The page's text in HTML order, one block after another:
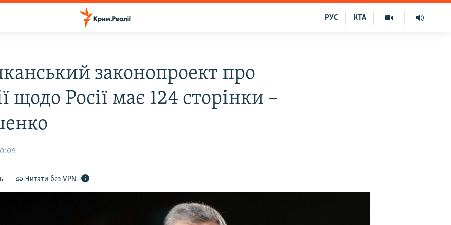
КТА
РУС
законопроект про
щодо Росії має 124 сторінки –
Читати без VPN